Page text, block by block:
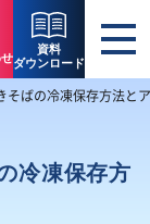
資料
ダウンロード
そばの冷凍保存方法と
冷凍保存方